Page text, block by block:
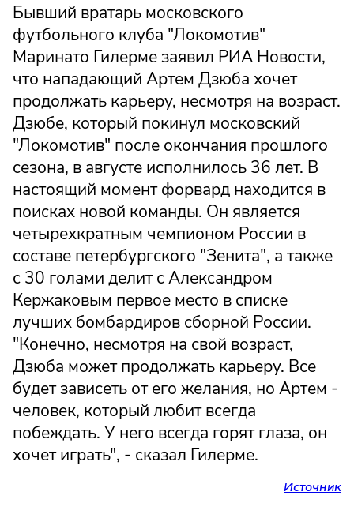
Бывший вратарь московского
футбольного клуба "Локомотив"
Маринато Гилерме заявил РИА Новости,
что нападающий Артем Дзюба хочет
продолжать карьеру, несмотря на возраст.
Дзюбе, который покинул московский
"Локомотив" после окончания прошлого
сезона, в августе исполнилось 36 лет. В
настоящий момент форвард находится в
поисках новой команды. Он является
четырехкратным чемпионом России в
составе петербургского "Зенита", а также
с 30 голами делит с Александром
Кержаковым первое место в списке
лучших бомбардиров сборной России.
"Конечно, несмотря на свой возраст,
Дзюба может продолжать карьеру. Все
будет зависеть от его желания, но Артем -
человек, который любит всегда
побеждать. У него всегда горят глаза, он
хочет играть", - сказал Гилерме.
Источник